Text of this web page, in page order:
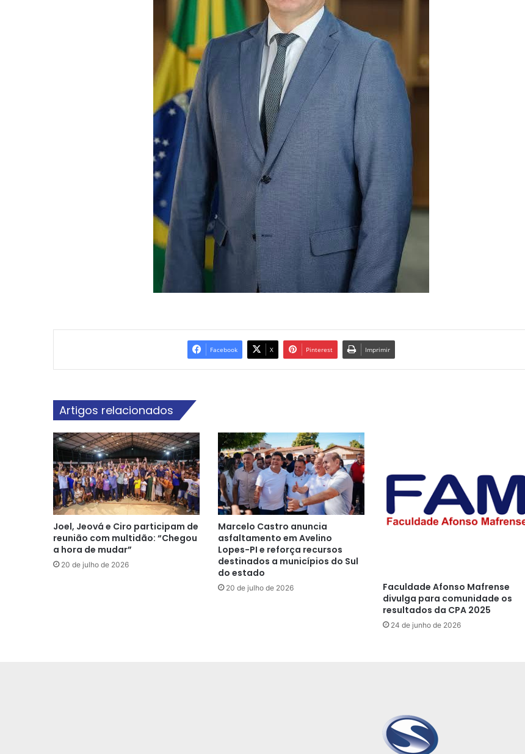
Facebook X Pinterest Imprimir
Artigos relacionados
Joel, Jeová e Ciro participam de
reunião com multidão: “Chegou
a hora de mudar”
20 de julho de 2026
Marcelo Castro anuncia
asfaltamento em Avelino
Lopes-PI e reforça recursos
destinados a municípios do Sul
do estado
20 de julho de 2026
Faculdade Afonso Mafrense
divulga para comunidade os
resultados da CPA 2025
24 de junho de 2026